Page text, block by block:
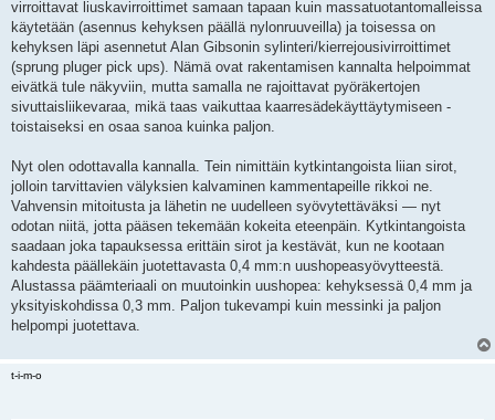
virroittavat liuskavirroittimet samaan tapaan kuin massatuotantomalleissa
käytetään (asennus kehyksen päällä nylonruuveilla) ja toisessa on
kehyksen läpi asennetut Alan Gibsonin sylinteri/kierrejousivirroittimet
(sprung pluger pick ups). Nämä ovat rakentamisen kannalta helpoimmat
eivätkä tule näkyviin, mutta samalla ne rajoittavat pyöräkertojen
sivuttaisliikevaraa, mikä taas vaikuttaa kaarresädekäyttäytymiseen -
toistaiseksi en osaa sanoa kuinka paljon.
Nyt olen odottavalla kannalla. Tein nimittäin kytkintangoista liian sirot,
jolloin tarvittavien välyksien kalvaminen kammentapeille rikkoi ne.
Vahvensin mitoitusta ja lähetin ne uudelleen syövytettäväksi — nyt
odotan niitä, jotta pääsen tekemään kokeita eteenpäin. Kytkintangoista
saadaan joka tapauksessa erittäin sirot ja kestävät, kun ne kootaan
kahdesta päällekäin juotettavasta 0,4 mm:n uushopeasyövytteestä.
Alustassa päämteriaali on muutoinkin uushopea: kehyksessä 0,4 mm ja
yksityiskohdissa 0,3 mm. Paljon tukevampi kuin messinki ja paljon
helpompi juotettava.
t-i-m-o